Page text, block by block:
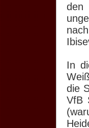
In
die
VfB